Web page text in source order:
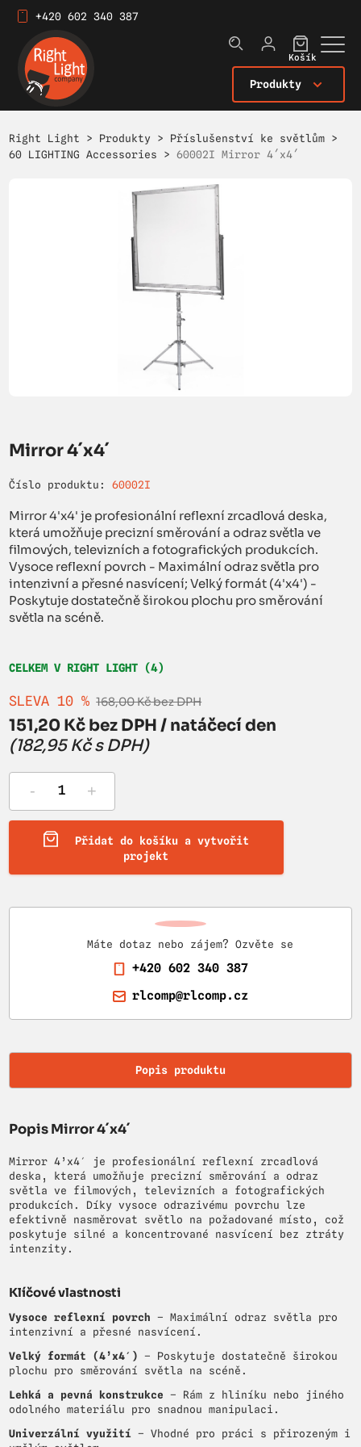
+420 602 340 387
Produkty
Košík
Right Light > Produkty > Příslušenství ke světlům >
60 LIGHTING Accessories >60002I Mirror 4´x4´
Mirror 4´x4´
Číslo produktu: 60002I
Mirror 4'x4' je profesionální reflexní zrcadlová deska,
která umožňuje precizní směrování a odraz světla ve
filmových, televizních a fotografických produkcích.
Vysoce reflexní povrch - Maximální odraz světla pro
intenzivní a přesné nasvícení; Velký formát (4'x4') -
Poskytuje dostatečně širokou plochu pro směrování
světla na scéně.
CELKEM V RIGHT LIGHT (4)
SLEVA 10 % 168,00 Kč bez DPH
151,20 Kč bez DPH / natáčecí den
(182,95 Kč s DPH)
- +
Přidat do košíku a vytvořit
projekt
Máte dotaz nebo zájem? Ozvěte se
+420 602 340 387
rlcomp@rlcomp.cz
Popis produktu
Popis Mirror 4´x4´
Mirror 4’x4′ je profesionální reflexní zrcadlová
deska, která umožňuje precizní směrování a odraz
světla ve filmových, televizních a fotografických
produkcích. Díky vysoce odrazivému povrchu lze
efektivně nasměrovat světlo na požadované místo, což
poskytuje silné a koncentrované nasvícení bez ztráty
intenzity.
Klíčové vlastnosti
Vysoce reflexní povrch – Maximální odraz světla pro
intenzivní a přesné nasvícení.
Velký formát (4’x4′) – Poskytuje dostatečně širokou
plochu pro směrování světla na scéně.
Lehká a pevná konstrukce – Rám z hliníku nebo jiného
odolného materiálu pro snadnou manipulaci.
Univerzální využití – Vhodné pro práci s přirozeným i